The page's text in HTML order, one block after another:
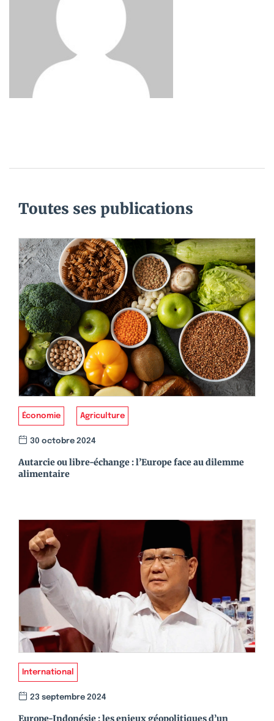
Toutes ses publications
Économie Agriculture
30 octobre 2024
Autarcie ou libre-échange : l’Europe face au dilemme
alimentaire
International
23 septembre 2024